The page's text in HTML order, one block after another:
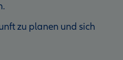
zu planen und sich